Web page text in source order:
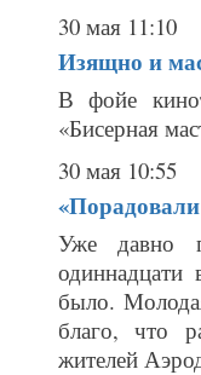
30 мая 11:10
Изящно и
В фойе
«Бисерная
30 мая 10:55
Уже давно
было.
благо, что
жителей